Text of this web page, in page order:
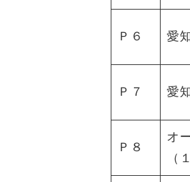
Ｐ６ 愛
Ｐ７ 愛
Ｐ８
オ
（